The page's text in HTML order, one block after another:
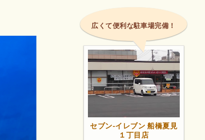
広くて便利な駐車場完備！
セブン-イレブン 船橋夏見
１丁目店